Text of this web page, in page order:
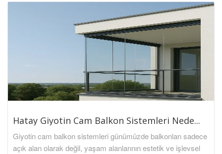
Hatay Giyotin Cam Balkon Sistemleri Nede...
Giyotin cam balkon sistemleri günümüzde balkonları sadece
açık alan olarak değil, yaşam alanlarının estetik ve işlevsel